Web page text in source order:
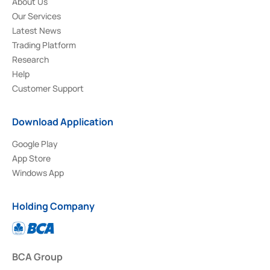
Our Services
Latest News
Trading Platform
Research
Help
Customer Support
Download Application
Google Play
App Store
Windows App
Holding Company
BCA Group